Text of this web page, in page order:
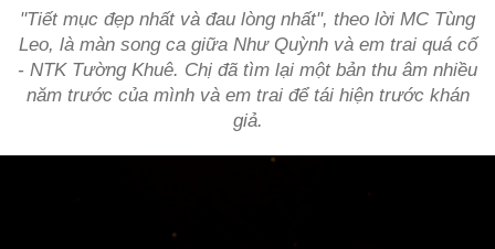
"Tiết mục đẹp nhất và đau lòng nhất", theo lời MC Tùng
Leo, là màn song ca giữa Như Quỳnh và em trai quá cố
- NTK Tường Khuê. Chị đã tìm lại một bản thu âm nhiều
năm trước của mình và em trai để tái hiện trước khán
giả.